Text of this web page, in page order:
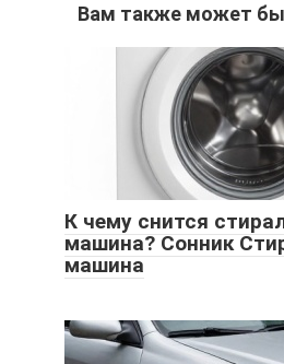
Вам также может
К чему снится
машина? Сонник
машина